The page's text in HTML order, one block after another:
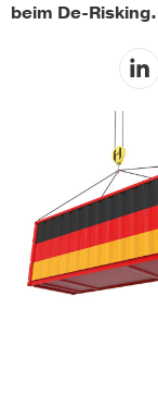
beim De-Risking.